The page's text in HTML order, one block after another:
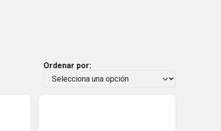
Ordenar por: